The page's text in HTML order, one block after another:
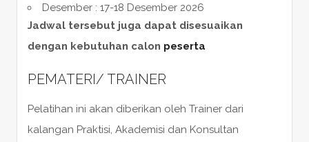
Desember : 17-18 Desember 2026
Jadwal tersebut juga dapat disesuaikan
dengan kebutuhan calon peserta
PEMATERI/ TRAINER
Pelatihan ini akan diberikan oleh Trainer dari
kalangan Praktisi, Akademisi dan Konsultan